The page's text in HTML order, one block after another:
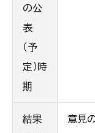
の公
表
（予
定）時
期
結果
意見